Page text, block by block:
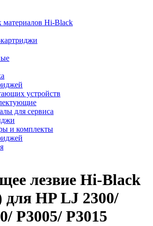
материалов Hi-Black
устройств
для сервиса
и комплекты
лезвие Hi-Black
для HP LJ 2300/
P3005/ P3015